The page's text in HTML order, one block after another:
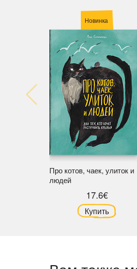
Новинка
Про котов, чаек, улиток и
людей
17.6€
Купить